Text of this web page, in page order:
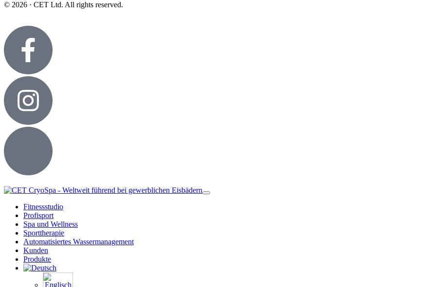
© 2026 · CET Ltd. All rights reserved.
Fitnessstudio
Profisport
Spa und Wellness
Sporttherapie
Automatisiertes Wassermanagement
Kunden
Produkte